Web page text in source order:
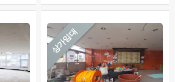
상가임대